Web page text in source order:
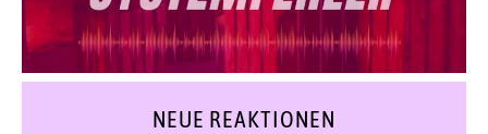
NEUE REAKTIONEN